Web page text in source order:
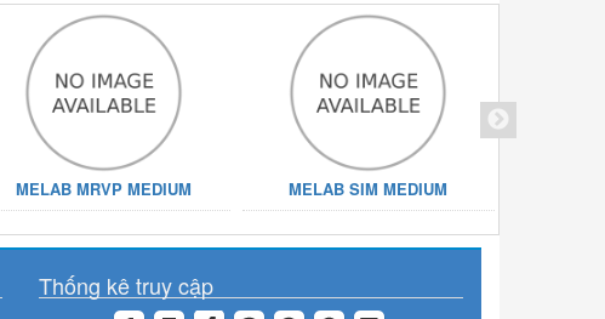
MELAB MRVP MEDIUM MELAB SIM MEDIUM
Thống kê truy cập